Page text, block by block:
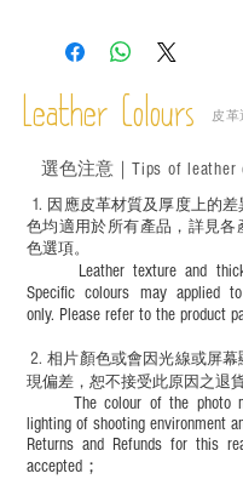
－ 此產品含有細小配件、
必須由成年人陪同下使用並
Leather Colours 皮革
1. ​ 因應皮革材質及厚度上的
色均適用於所有產品，詳見各
色選項。
Leather texture and
Specific colours may applied
only. Please refer to the product
​2.相片顏色或會因光線或屏幕
現偏差，恕不接受此原因之退貨
The colour of the photo
lighting of shooting environment
Returns and Refunds for this
accepted；
選色注意｜ Tips of leather